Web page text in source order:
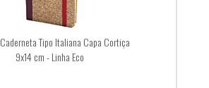
Caderneta Tipo Italiana Capa Cortiça
9x14 cm - Linha Eco